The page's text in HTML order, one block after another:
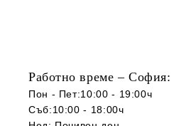
Работно време – София:
Пон - Пет:10:00 - 19:00ч
Съб:10:00 - 18:00ч